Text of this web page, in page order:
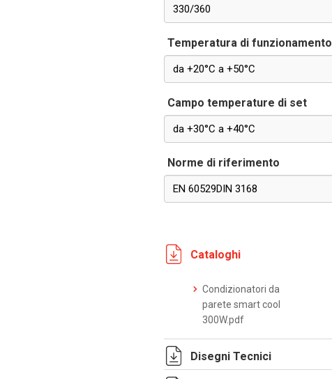
330/360
Temperatura di funzionamento
da +20°C a +50°C
Campo temperature di set
da +30°C a +40°C
Norme di riferimento
EN 60529DIN 3168
Cataloghi
Condizionatori da
parete smart cool
300W.pdf
Disegni Tecnici